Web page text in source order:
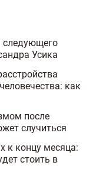
следующего
Усика
как
после
случиться
к концу месяца:
стоить в